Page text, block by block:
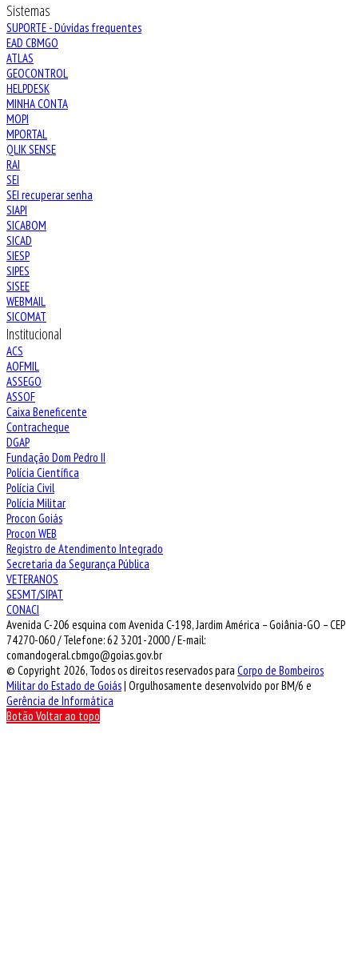
Sistemas
SUPORTE - Dúvidas frequentes
EAD CBMGO
ATLAS
GEOCONTROL
HELPDESK
MINHA CONTA
MOPI
MPORTAL
QLIK SENSE
RAI
SEI
SEI recuperar senha
SIAPI
SICABOM
SICAD
SIESP
SIPES
SISEE
WEBMAIL
SICOMAT
Institucional
ACS
AOFMIL
ASSEGO
ASSOF
Caixa Beneficente
Contracheque
DGAP
Fundação Dom Pedro II
Polícia Científica
Polícia Civil
Polícia Militar
Procon Goiás
Procon WEB
Registro de Atendimento Integrado
Secretaria da Segurança Pública
VETERANOS
SESMT/SIPAT
CONACI
Avenida C-206 esquina com Avenida C-198, Jardim América – Goiânia-GO – CEP
74270-060 / Telefone: 62 3201-2000 / E-mail:
comandogeral.cbmgo@goias.gov.br
© Copyright 2026, Todos os direitos reservados para Corpo de Bombeiros
Militar do Estado de Goiás| Orgulhosamente desenvolvido por BM/6 e
Gerência de Informática
Botão Voltar ao topo